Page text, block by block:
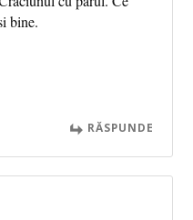
bine.
RĂSPUNDE